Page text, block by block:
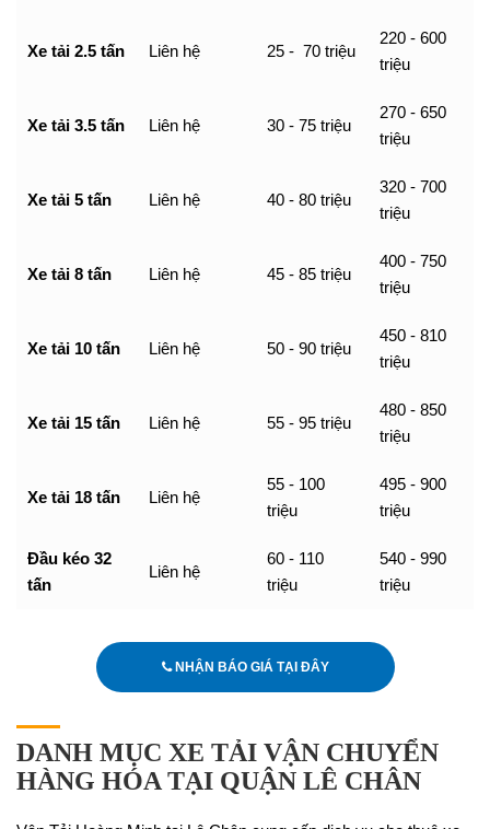
Xe tải 2.5 tấn Liên hệ 25 - 70 triệu
220 - 600
triệu
Xe tải 3.5 tấn Liên hệ 30 - 75 triệu
270 - 650
triệu
Xe tải 5 tấn Liên hệ 40 - 80 triệu
320 - 700
triệu
Xe tải 8 tấn Liên hệ 45 - 85 triệu
400 - 750
triệu
Xe tải 10 tấn Liên hệ 50 - 90 triệu
450 - 810
triệu
Xe tải 15 tấn Liên hệ 55 - 95 triệu
480 - 850
triệu
Xe tải 18 tấn Liên hệ
55 - 100
triệu
495 - 900
triệu
Đầu kéo 32
tấn
Liên hệ
60 - 110
triệu
540 - 990
triệu
NHẬN BÁO GIÁ TẠI ĐÂY
DANH MỤC XE TẢI VẬN CHUYỂN
HÀNG HÓA TẠI QUẬN LÊ CHÂN